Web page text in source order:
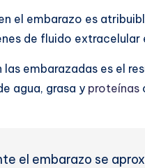
el embarazo es
de fluido extracelular
embarazadas es el
agua, grasa y proteínas
el embarazo se